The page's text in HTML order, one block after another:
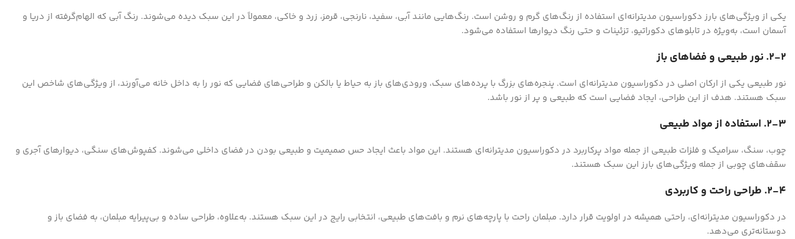
یکی از ویژگی‌های بارز دکوراسیون مدیترانه‌ای استفاده از رنگ‌های گرم و روشن است. رنگ‌هایی مانند آبی، سفید، نارنجی، قرمز، زرد و خاکی، معمولاً در این سبک دیده می‌شوند. رنگ آبی که الهام‌گرفته از دریا و
آسمان است، به‌ویژه در تابلوهای دکوراتیو، تزئینات و حتی رنگ دیوارها استفاده می‌شود.
۲-۲. نور طبیعی و فضاهای باز
نور طبیعی یکی از ارکان اصلی در دکوراسیون مدیترانه‌ای است. پنجره‌های بزرگ با پرده‌های سبک، ورودی‌های باز به حیاط یا بالکن و طراحی‌های فضایی که نور را به داخل خانه می‌آورند، از ویژگی‌های شاخص این
سبک هستند. هدف از این طراحی، ایجاد فضایی است که طبیعی و پر از نور باشد.
۲-۳. استفاده از مواد طبیعی
چوب، سنگ، سرامیک و فلزات طبیعی از جمله مواد پرکاربرد در دکوراسیون مدیترانه‌ای هستند. این مواد باعث ایجاد حس صمیمیت و طبیعی بودن در فضای داخلی می‌شوند. کفپوش‌های سنگی، دیوارهای آجری و
سقف‌های چوبی از جمله ویژگی‌های بارز این سبک هستند.
۲-۴. طراحی راحت و کاربردی
در دکوراسیون مدیترانه‌ای، راحتی همیشه در اولویت قرار دارد. مبلمان راحت با پارچه‌های نرم و بافت‌های طبیعی، انتخابی رایج در این سبک هستند. به‌علاوه، طراحی ساده و بی‌پیرایه مبلمان، به فضای باز و
دوستانه‌تری می‌دهد.
Instagram